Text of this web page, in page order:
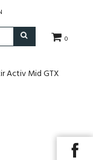
0
Activ Mid GTX